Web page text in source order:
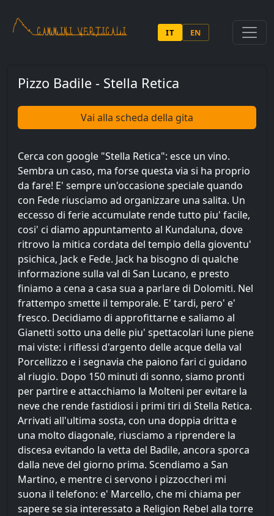
IT EN
Pizzo Badile - Stella Retica
Vai alla scheda della gita
Cerca con google "Stella Retica": esce un vino.
Sembra un caso, ma forse questa via si ha proprio
da fare! E' sempre un'occasione speciale quando
con Fede riusciamo ad organizzare una salita. Un
eccesso di ferie accumulate rende tutto piu' facile,
cosi' ci diamo appuntamento al Kundaluna, dove
ritrovo la mitica cordata del tempio della gioventu'
psichica, Jack e Fede. Jack ha bisogno di qualche
informazione sulla val di San Lucano, e presto
finiamo a cena a casa sua a parlare di Dolomiti. Nel
frattempo smette il temporale. E' tardi, pero' e'
fresco. Decidiamo di approfittarne e saliamo al
Gianetti sotto una delle piu' spettacolari lune piene
mai viste: i riflessi d'argento delle acque della val
Porcellizzo e i segnavia che paiono fari ci guidano
al riugio. Dopo 150 minuti di sonno, siamo pronti
per partire e attacchiamo la Molteni per evitare la
neve che rende fastidiosi i primi tiri di Stella Retica.
Arrivati all'ultima sosta, con una doppia dritta e
una molto diagonale, riusciamo a riprendere la
discesa evitando la vetta del Badile, ancora sporca
dalla neve del giorno prima. Scendiamo a San
Martino, e mentre ci servono i pizzoccheri mi
suona il telefono: e' Marcello, che mi chiama per
sapere se sia interessato a Religion Rebel alla torre